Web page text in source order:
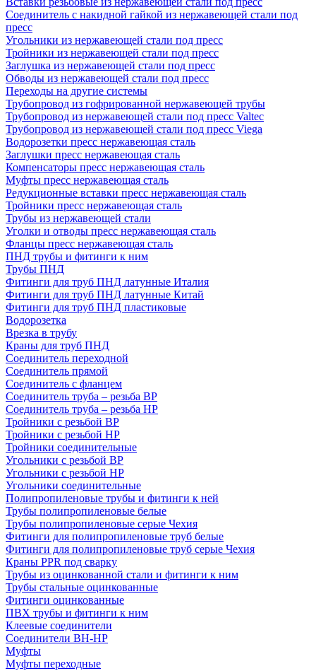
Соединитель с накидной гайкой из нержавеющей стали под
пресс
Угольники из нержавеющей стали под пресс
Тройники из нержавеющей стали под пресс
Заглушка из нержавеющей стали под пресс
Обводы из нержавеющей стали под пресс
Переходы на другие системы
Трубопровод из гофрированной нержавеющей трубы
Трубопровод из нержавеющей стали под пресс Valtec
Трубопровод из нержавеющей стали под пресс Viega
Водорозетки пресс нержавеющая сталь
Заглушки пресс нержавеющая сталь
Компенсаторы пресс нержавеющая сталь
Муфты пресс нержавеющая сталь
Редукционные вставки пресс нержавеющая сталь
Тройники пресс нержавеющая сталь
Трубы из нержавеющей стали
Уголки и отводы пресс нержавеющая сталь
Фланцы пресс нержавеющая сталь
ПНД трубы и фитинги к ним
Трубы ПНД
Фитинги для труб ПНД латунные Италия
Фитинги для труб ПНД латунные Китай
Фитинги для труб ПНД пластиковые
Водорозетка
Врезка в трубу
Краны для труб ПНД
Соединитель переходной
Соединитель прямой
Соединитель с фланцем
Соединитель труба – резьба ВР
Соединитель труба – резьба НР
Тройники с резьбой ВР
Тройники с резьбой НР
Тройники соединительные
Угольники с резьбой ВР
Угольники с резьбой НР
Угольники соединительные
Полипропиленовые трубы и фитинги к ней
Трубы полипропиленовые белые
Трубы полипропиленовые серые Чехия
Фитинги для полипропиленовые труб белые
Фитинги для полипропиленовые труб серые Чехия
Краны PPR под сварку
Трубы из оцинкованной стали и фитинги к ним
Трубы стальные оцинкованные
Фитинги оцинкованные
ПВХ трубы и фитинги к ним
Клеевые соединители
Соединители ВН-НР
Муфты
Муфты переходные